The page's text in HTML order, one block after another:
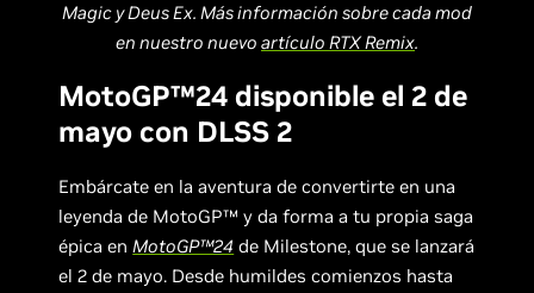
Magic y Deus Ex. Más información sobre cada mod
en nuestro nuevo artículo RTX Remix.
MotoGP™24 disponible el 2 de
mayo con DLSS 2
Embárcate en la aventura de convertirte en una
leyenda de MotoGP™ y da forma a tu propia saga
épica enMotoGP™24 de Milestone, que se lanzará
el 2 de mayo. Desde humildes comienzos hasta